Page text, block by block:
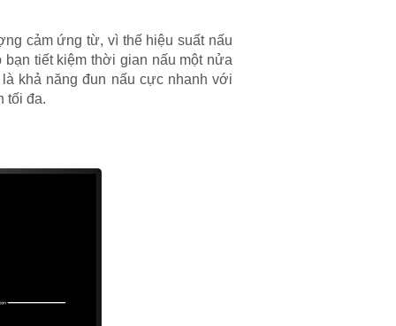
cảm ứng từ, vì thế hiệu suất nấu
tiết kiệm thời gian nấu một nửa
khả năng đun nấu cực nhanh với
tối đa.